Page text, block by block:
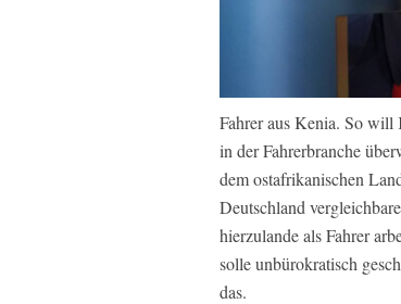
Fahrer aus Kenia. So
in der Fahrerbranche
dem ostafrikanischen
Deutschland
hierzulande als Fahrer
solle unbürokratisch
das.